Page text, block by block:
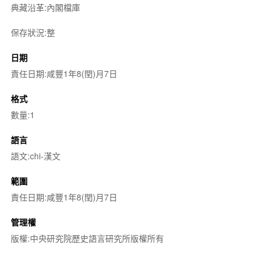
典藏沿革:內閣檔庫
保存狀況:整
日期
責任日期:咸豐1年8(閏)月7日
格式
數量:1
語言
語文:chi-漢文
範圍
責任日期:咸豐1年8(閏)月7日
管理權
版權:中央研究院歷史語言研究所版權所有